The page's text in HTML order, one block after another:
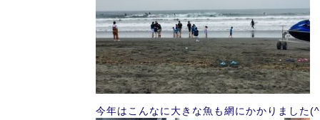
今年はこんなに大きな魚も網にかかりました